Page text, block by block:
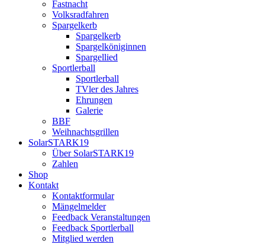
Fastnacht
Volksradfahren
Spargelkerb
Spargelkerb
Spargelköniginnen
Spargellied
Sportlerball
Sportlerball
TVler des Jahres
Ehrungen
Galerie
BBF
Weihnachtsgrillen
SolarSTARK19
Über SolarSTARK19
Zahlen
Shop
Kontakt
Kontaktformular
Mängelmelder
Feedback Veranstaltungen
Feedback Sportlerball
Mitglied werden